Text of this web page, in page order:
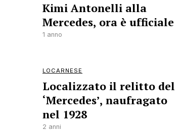
Kimi Antonelli alla
Mercedes, ora è ufficiale
1 anno
LOCARNESE
Localizzato il relitto del
‘Mercedes’, naufragato
nel 1928
2 anni